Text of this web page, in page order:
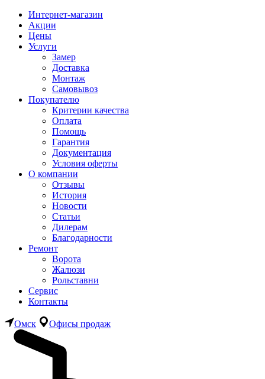
Интернет-магазин
Акции
Цены
Услуги
Замер
Доставка
Монтаж
Самовывоз
Покупателю
Критерии качества
Оплата
Помощь
Гарантия
Документация
Условия оферты
О компании
Отзывы
История
Новости
Статьи
Дилерам
Благодарности
Ремонт
Ворота
Жалюзи
Рольставни
Сервис
Контакты
Омск Офисы продаж